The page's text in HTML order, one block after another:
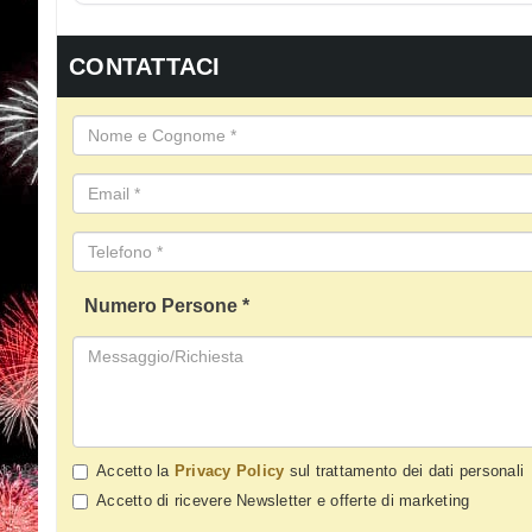
CONTATTACI
Numero Persone *
Accetto la Privacy Policy sul trattamento dei dati personali
Accetto di ricevere Newsletter e offerte di marketing